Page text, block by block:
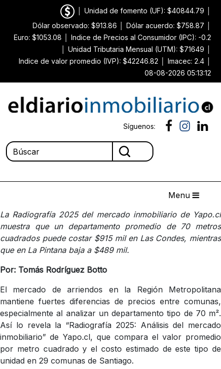
Unidad de fomento (UF): $40844.79
Dólar observado: $913.86
Dólar acuerdo: $758.87
Euro: $1053.08
Indice de Precios al Consumidor (IPC): -0.2
Unidad Tributaria Mensual (UTM): $71649
Indice de valor promedio (IVP): $42246.82
Imacec: 2.4
08-08-2026 05:13:12
Síguenos:
Menu
La Radiografía 2025 del mercado inmobiliario de Yapo.cl
muestra que un departamento promedio de 70 metros
cuadrados puede costar $915 mil en Las Condes, mientras
que en La Pintana baja a $489 mil.
Por: Tomás Rodríguez Botto
El mercado de arriendos en la Región Metropolitana
mantiene fuertes diferencias de precios entre comunas,
especialmente al analizar un departamento tipo de 70 m².
Así lo revela la “Radiografía 2025: Análisis del mercado
inmobiliario” de Yapo.cl, que compara el valor promedio
por metro cuadrado y el costo estimado de este tipo de
unidad en 29 comunas de Santiago.